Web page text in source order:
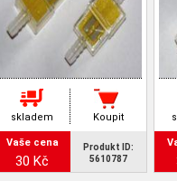
skladem Koupit
Vaše cena
30 Kč
Produkt ID:
5610787